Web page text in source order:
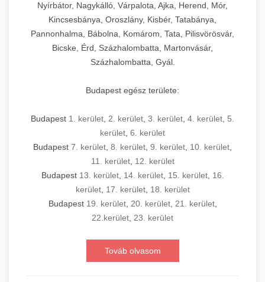
Nyírbátor, Nagykálló, Várpalota, Ajka, Herend, Mór,
Kincsesbánya, Oroszlány, Kisbér, Tatabánya,
Pannonhalma, Bábolna, Komárom, Tata, Pilisvörösvár,
Bicske, Érd, Százhalombatta, Martonvásár,
Százhalombatta, Gyál.
Budapest egész területe:
Budapest 1. kerület, 2. kerület, 3. kerület, 4. kerület, 5.
kerület, 6. kerület
Budapest 7. kerület, 8. kerület, 9. kerület, 10. kerület,
11. kerület, 12. kerület
Budapest 13. kerület, 14. kerület, 15. kerület, 16.
kerület, 17. kerület, 18. kerület
Budapest 19. kerület, 20. kerület, 21. kerület,
22.kerület, 23. kerület
Továb olvasom